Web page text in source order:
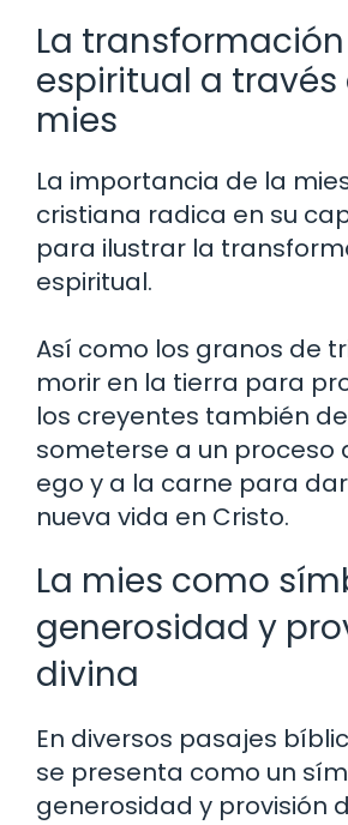
La transformación
espiritual a través
mies
La importancia de la
cristiana radica en su
para ilustrar la
espiritual.
Así como los granos de
morir en la tierra para
los creyentes también
someterse a un proceso
ego y a la carne para
nueva vida en Cristo.
La mies como
generosidad y
divina
En diversos pasajes
se presenta como un
generosidad y provisión